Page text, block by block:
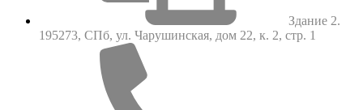
Здание 2.
195273, СПб, ул. Чарушинская, дом 22, к. 2, стр. 1